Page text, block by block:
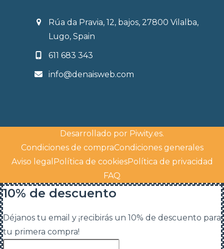
Rúa da Pravia, 12, bajos, 27800 Vilalba,
Lugo, Spain
611 683 343
info@denaisweb.com
Desarrollado por Piwity.es.
Condiciones de compraCondiciones generales
Aviso legal Política de cookiesPolítica de privacidad
FAQ
10% de descuento
Déjanos tu email y ¡recibirás un 10% de descuento para
tu primera compra!